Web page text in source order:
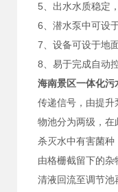
5、出水水质稳定
6、潜水泵中可设
7、设备可设于地
8、易于完成自动
海南景区一体化污
传递信号，由提
物池分为两级，
杀灭水中有害菌种
由格栅截留下的
清液回流至调节池